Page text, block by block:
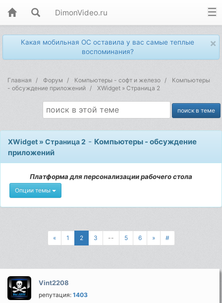
DimonVideo.ru
×
Какая мобильная ОС оставила у вас самые теплые
воспоминания?
Главная Форум Компьютеры - софт и железо
Компьютеры
- обсуждение приложений
XWidget » Страница 2
XWidget » Страница 2 - Компьютеры - обсуждение
приложений
Платформа для персонализации рабочего стола
Опции темы
« 1 2 3 -- 5 6 » #
Vint2208
репутация:1403